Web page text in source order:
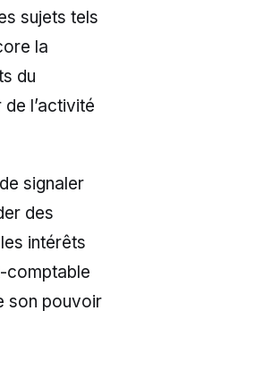
sujets tels
la
du
l’activité
signaler
des
intérêts
comptable
son pouvoir